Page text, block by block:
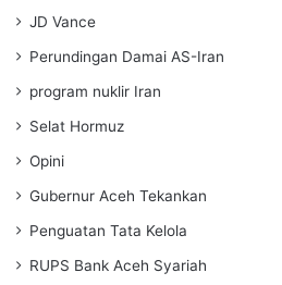
JD Vance
Perundingan Damai AS-Iran
program nuklir Iran
Selat Hormuz
Opini
Gubernur Aceh Tekankan
Penguatan Tata Kelola
RUPS Bank Aceh Syariah